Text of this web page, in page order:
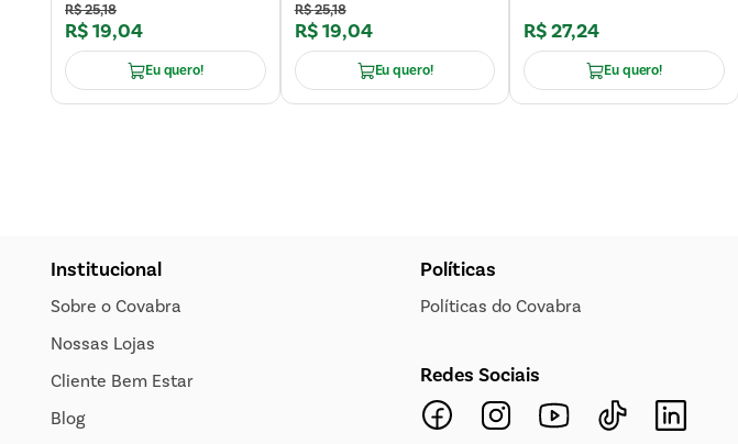
R$25,18
R$19,04
Eu quero!
R$25,18
R$19,04
Eu quero!
R$27,24
Eu quero!
Institucional
Sobre o Covabra
Nossas Lojas
Cliente Bem Estar
Blog
Políticas
Políticas do Covabra
Redes Sociais